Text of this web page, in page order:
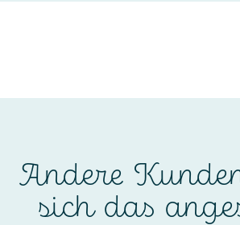
Andere
sich das